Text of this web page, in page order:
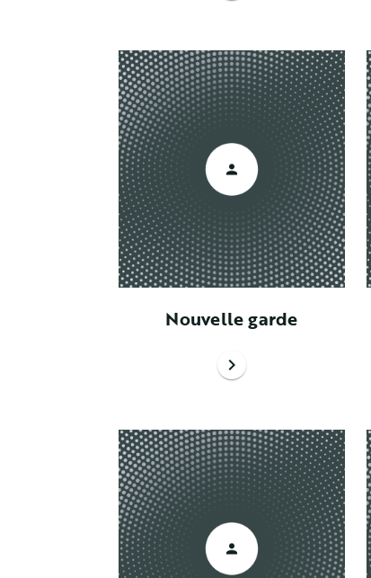
Nouvelle garde
chevron_right